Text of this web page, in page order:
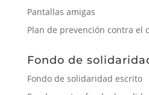
Pantallas amigas
Plan de prevención contra el
Fondo de
Fondo de solidaridad escrito